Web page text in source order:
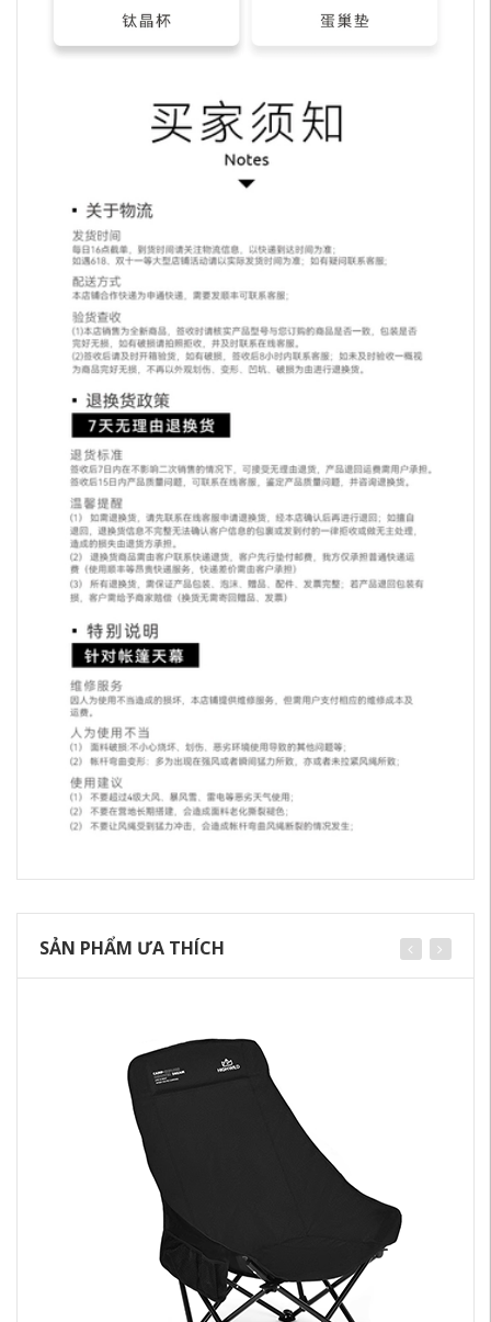
SẢN PHẨM ƯA THÍCH